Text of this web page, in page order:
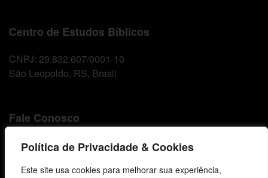
Política de Privacidade & Cookies
Este site usa cookies para melhorar sua experiência,
Centro de Estudos Bíblicos
CNPJ: 29.832.607/0001-10
São Leopoldo, RS, Brasil
Fale Conosco
E-mails
comunicacao@cebi.org.br